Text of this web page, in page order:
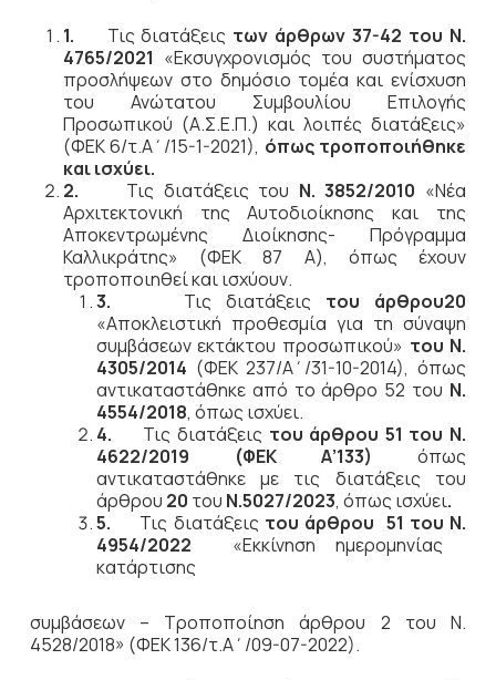
1. Τις διατάξεις των άρθρων 37-42 του Ν.
4765/2021 «Εκσυγχρονισμός του συστήματος
προσλήψεων στο δημόσιο τομέα και ενίσχυση
του Ανώτατου Συμβουλίου Επιλογής
Προσωπικού (Α.Σ.Ε.Π.) και λοιπές διατάξεις»
(ΦΕΚ 6/τ.Α΄/15-1-2021), όπως τροποποιήθηκε
και ισχύει.
2. Τις διατάξεις του Ν. 3852/2010 «Νέα
Αρχιτεκτονική της Αυτοδιοίκησης και της
Αποκεντρωμένης Διοίκησης- Πρόγραμμα
Καλλικράτης» (ΦΕΚ 87 Α), όπως έχουν
τροποποιηθεί και ισχύουν.
3. Τις διατάξεις του άρθρου20
«Αποκλειστική προθεσμία για τη σύναψη
συμβάσεων εκτάκτου προσωπικού» του Ν.
4305/2014 (ΦΕΚ 237/Α΄/31-10-2014), όπως
αντικαταστάθηκε από το άρθρο 52 του Ν.
4554/2018, όπως ισχύει.
4. Τις διατάξεις του άρθρου 51 του Ν.
4622/2019 (ΦΕΚ Α’133)όπως
αντικαταστάθηκε με τις διατάξεις του
άρθρου 20 του Ν.5027/2023, όπως ισχύει.
5. Τις διατάξεις του άρθρου 51 του Ν.
4954/2022 «Εκκίνηση ημερομηνίας
κατάρτισης
συμβάσεων – Τροποποίηση άρθρου 2 του Ν.
4528/2018» (ΦΕΚ 136/τ.Α΄/09-07-2022).